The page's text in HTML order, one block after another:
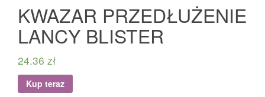
v
i
KWAZAR PRZEDŁUŻENIE
LANCY BLISTER
24.36 zł
Kup teraz